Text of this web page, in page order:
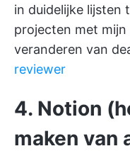
in duidelijke lijsten
projecten met
veranderen van
reviewer
4. Notion
maken van